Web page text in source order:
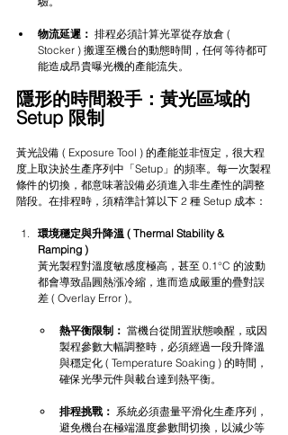
物流延遲： 排程必須計算光罩從存放倉 (
Stocker ) 搬運至機台的動態時間，任何等待都可
能造成昂貴曝光機的產能流失。
隱形的時間殺手：黃光區域的
Setup 限制
黃光設備 ( Exposure Tool ) 的產能並非恆定，很大程
度上取決於生產序列中「Setup」的頻率。每一次製程
條件的切換，都意味著設備必須進入非生產性的調整
階段。在排程時，須精準計算以下 2 種 Setup 成本：
環境穩定與升降溫 ( Thermal Stability &
Ramping )
黃光製程對溫度敏感度極高，甚至 0.1°C 的波動
都會導致晶圓熱漲冷縮，進而造成嚴重的疊對誤
差 ( Overlay Error )。
熱平衡限制： 當機台從閒置狀態喚醒，或因
製程參數大幅調整時，必須經過一段升降溫
與穩定化 ( Temperature Soaking ) 的時間，
確保光學元件與載台達到熱平衡。
排程挑戰： 系統必須盡量平滑化生產序列，
避免機台在極端溫度參數間切換，以減少等